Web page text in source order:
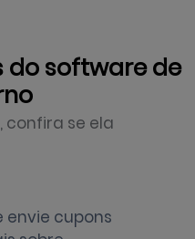
do software de
confira se ela
envie cupons